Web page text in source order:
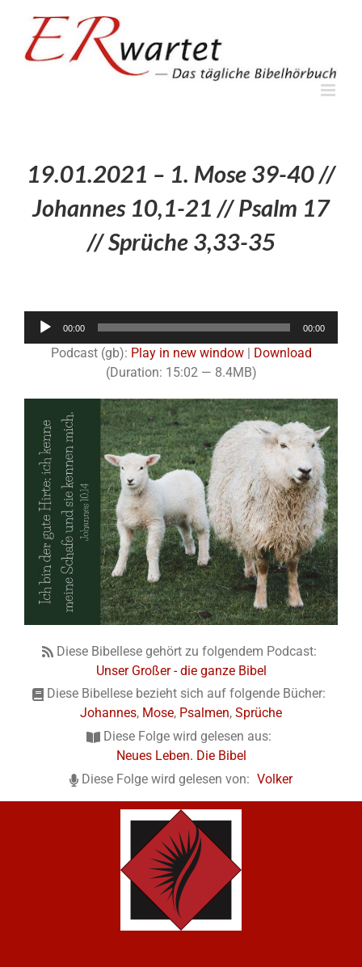
springen
19.01.2021 – 1. Mose 39-40 //
Johannes 10,1-21 // Psalm 17
// Sprüche 3,33-35
Audio-
00:00 00:00
Podcast (gb): Play in new window|
Download
(Duration: 15:02 — 8.4MB)
Diese Bibellese gehört zu folgendem Podcast:
Unser Großer - die ganze Bibel
Diese Bibellese bezieht sich auf folgende Bücher:
Johannes, Mose, Psalmen, Sprüche
Diese Folge wird gelesen aus:
Neues Leben. Die Bibel
Diese Folge wird gelesen von: Volker